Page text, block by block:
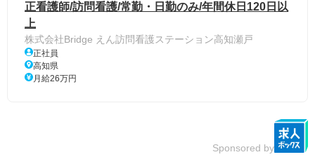
正看護師/訪問看護/常勤・日勤のみ/年間休日120日以
上
株式会社Bridge えん訪問看護ステーション高知瀬戸
正社員
高知県
月給26万円
Sponsored by